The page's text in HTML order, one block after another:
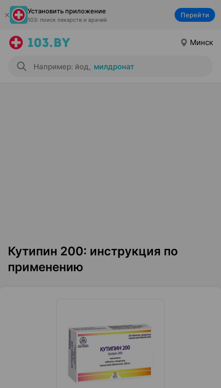
Установить приложение
103: поиск лекарств и врачей
Перейти
Минск
Например: йод, милдронат
Кутипин 200: инструкция по
применению